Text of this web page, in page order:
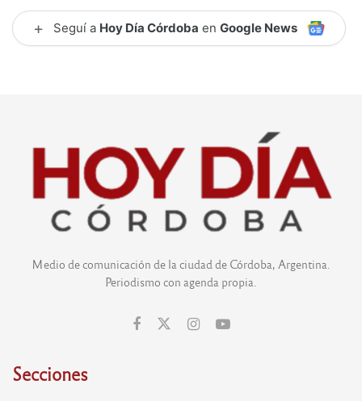
+ Seguí a Hoy Día Córdoba en Google News
Medio de comunicación de la ciudad de Córdoba, Argentina.
Periodismo con agenda propia.
Secciones